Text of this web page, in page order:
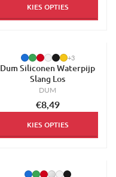
KIES OPTIES
+3
Dum Siliconen Waterpijp
Slang Los
DUM
€8,49
KIES OPTIES